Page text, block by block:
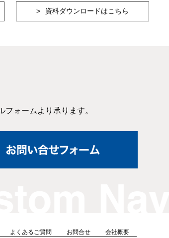
資料ダウンロードはこちら
ォームより承ります。
よくあるご質問 お問合せ 会社概要